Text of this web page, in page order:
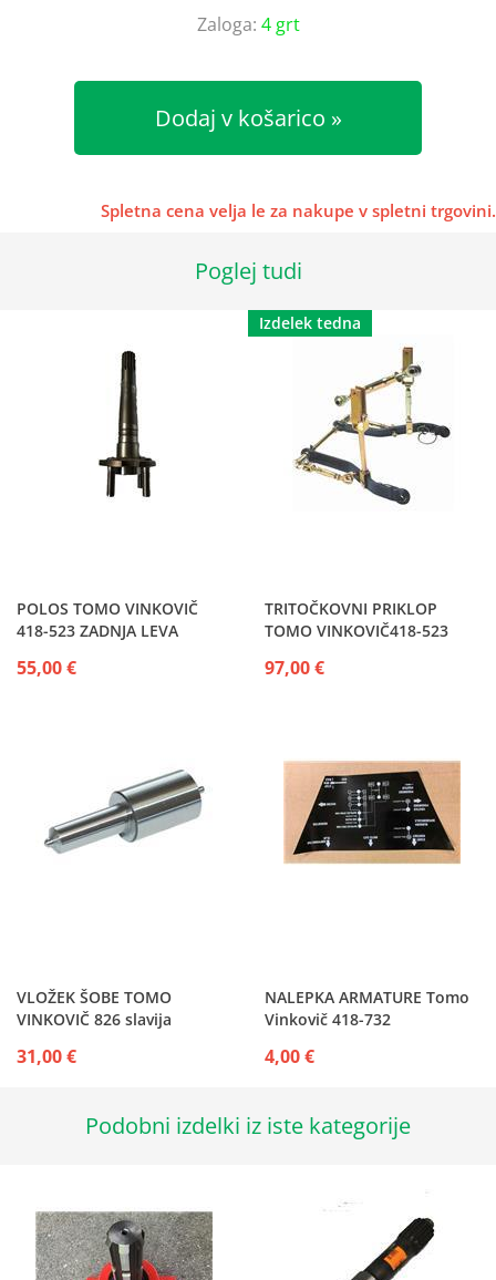
Zaloga: 4 grt
Dodaj v košarico
Spletna cena velja le za nakupe v spletni trgovini.
Poglej tudi
POLOS TOMO VINKOVIČ
418-523 ZADNJA LEVA
55,00 €
Izdelek tedna
TRITOČKOVNI PRIKLOP
TOMO VINKOVIČ418-523
97,00 €
VLOŽEK ŠOBE TOMO
VINKOVIČ 826 slavija
31,00 €
NALEPKA ARMATURE Tomo
Vinkovič 418-732
4,00 €
Podobni izdelki iz iste kategorije